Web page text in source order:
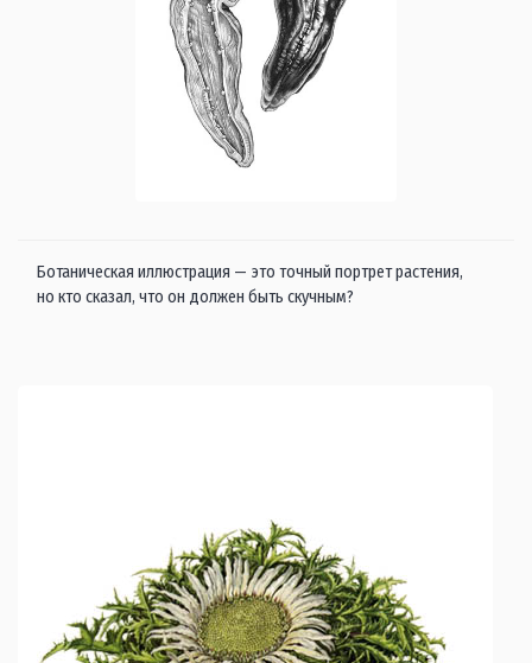
Ботаническая иллюстрация — это точный портрет растения,
но кто сказал, что он должен быть скучным?